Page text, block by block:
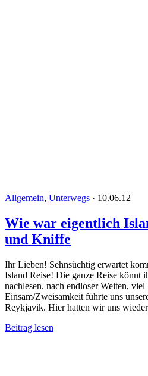
Allgemein, Unterwegs · 10.06.12
Wie war eigentlich
und Kniffe
Ihr Lieben! Sehnsüchtig erwartet
Island Reise! Die ganze Reise könnt
nachlesen. nach endloser Weiten,
Einsam/Zweisamkeit führte uns
Reykjavik. Hier hatten wir uns
Beitrag lesen